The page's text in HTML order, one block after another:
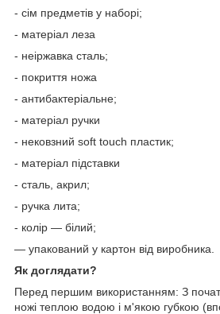
- сім предметів у наборі;
- матеріал леза
- неіржавка сталь;
- покриття ножа
- антибактеріальне;
- матеріал ручки
- нековзний soft touch пластик;
- матеріал підставки
- сталь, акрил;
- ручка лита;
- колір — білий;
— упакований у картон від виробника.
Як доглядати?
Перед першим використанням: З
ножі теплою водою і м'якою губкою